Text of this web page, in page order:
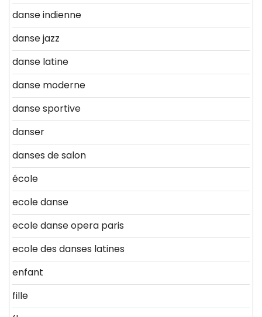
danse indienne
danse jazz
danse latine
danse moderne
danse sportive
danser
danses de salon
école
ecole danse
ecole danse opera paris
ecole des danses latines
enfant
fille